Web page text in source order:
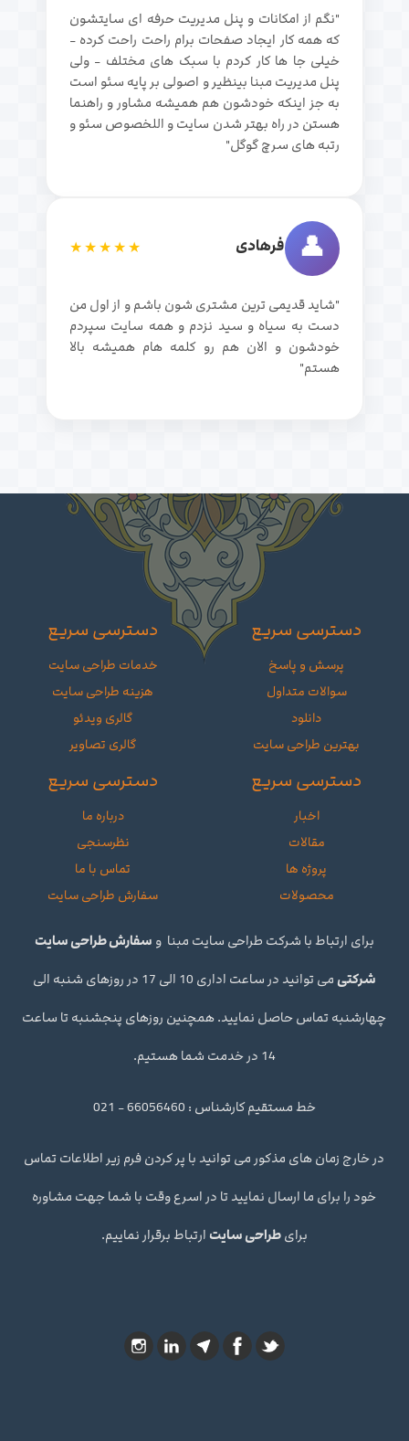
"نگم از امکانات و پنل مدیریت حرفه ای سایتشون
که همه کار ایجاد صفحات برام راحت راحت کرده -
خیلی جا ها کار کردم با سبک های مختلف - ولی
پنل مدیریت مبنا بینظیر و اصولی بر پایه سئو است
به جز اینکه خودشون هم همیشه مشاور و راهنما
هستن در راه بهتر شدن سایت و اللخصوص سئو و
رتبه های سرچ گوگل"
👤 فرهادی ★★★★★
"شاید قدیمی ترین مشتری شون باشم و از اول من
دست به سیاه و سید نزدم و همه سایت سپردم
خودشون و الان هم رو کلمه هام همیشه بالا
هستم"
دسترسی سریع
پرسش و پاسخ
سوالات متداول
دانلود
بهترین طراحی سایت
دسترسی سریع
خدمات طراحی سایت
هزینه طراحی سایت
گالری ویدئو
گالری تصاویر
دسترسی سریع
اخبار
مقالات
پروژه ها
محصولات
دسترسی سریع
درباره ما
نظرسنجی
تماس با ما
سفارش طراحی سایت
برای ارتباط با شرکت طراحی سایت مبنا و سفارش طراحی سایت
شرکتی
می توانید در ساعت اداری 10 الی 17 در روزهای شنبه الی
چهارشنبه تماس حاصل نمایید. همچنین روزهای پنجشنبه تا ساعت
14 در خدمت شما هستیم.
خط مستقیم کارشناس : 66056460 - 021
در خارج زمان های مذکور می توانید با پر کردن فرم زیر اطلاعات تماس
خود را برای ما ارسال نمایید تا در اسرع وقت با شما جهت مشاوره
برایطراحی سایت ارتباط برقرار نماییم.